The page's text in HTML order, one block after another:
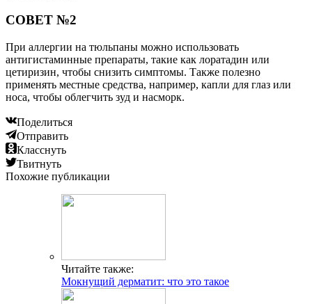
СОВЕТ №2
При аллергии на тюльпаны можно использовать
антигистаминные препараты, такие как лоратадин или
цетиризин, чтобы снизить симптомы. Также полезно
применять местные средства, например, капли для глаз или
носа, чтобы облегчить зуд и насморк.
Поделиться
Отправить
Класснуть
Твитнуть
Похожие публикации
Читайте также:
Мокнущий дерматит: что это такое